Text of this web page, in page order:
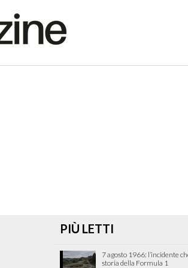
PIÙ LETTI
7 agosto 1966: l’incidente
storia della Formula 1